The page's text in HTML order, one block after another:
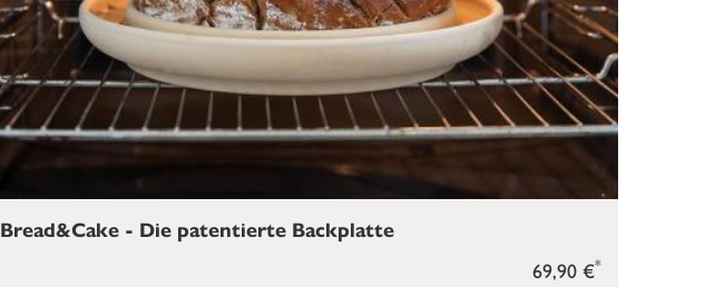
69,90 €*
Bread&Cake - Die patentierte Backplatte